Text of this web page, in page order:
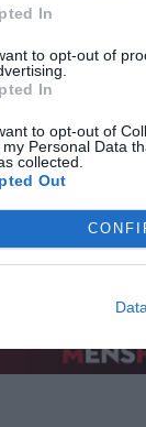
In
to opt-out of
In
to opt-out of
my Personal Data
collected.
Out